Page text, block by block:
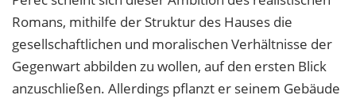
Romans, mithilfe der Struktur des Hauses die
gesellschaftlichen und moralischen Verhältnisse der
Gegenwart abbilden zu wollen, auf den ersten Blick
anzuschließen. Allerdings pflanzt er seinem Gebäude